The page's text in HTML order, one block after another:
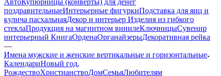
поздравительныеИнтерьерные фигуркиПодставка для яиц и
кулича пасхальнаяДекор и интерьер Изделия из гибкого
стеклаПродукция на магнитном винилеКлючницыСувенир
интерьерный КнигаОрденаОрганайзерыДекоративная рейка
—
Имена мужские и женские вертикальные и горизонтальные
КалендариНовый год,
РождествоХристианствоДомСемьяЛюбителям